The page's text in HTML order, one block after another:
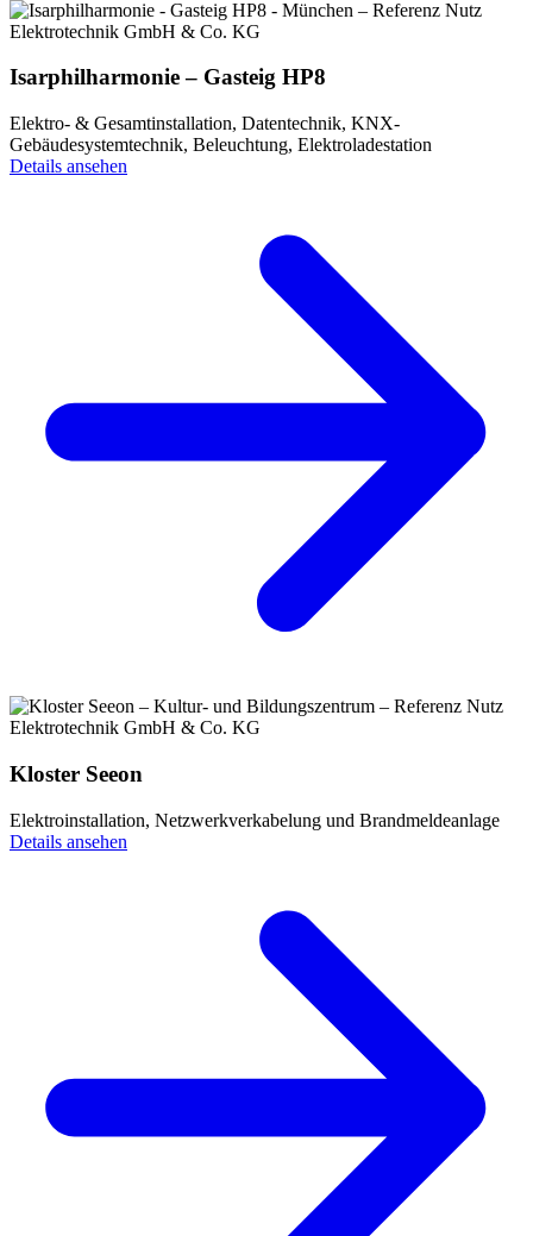
Isarphilharmonie – Gasteig HP8
Elektro- & Gesamtinstallation, Datentechnik, KNX-
Gebäudesystemtechnik, Beleuchtung, Elektroladestation
Details ansehen
Kloster Seeon
Elektroinstallation, Netzwerkverkabelung und Brandmeldeanlage
Details ansehen